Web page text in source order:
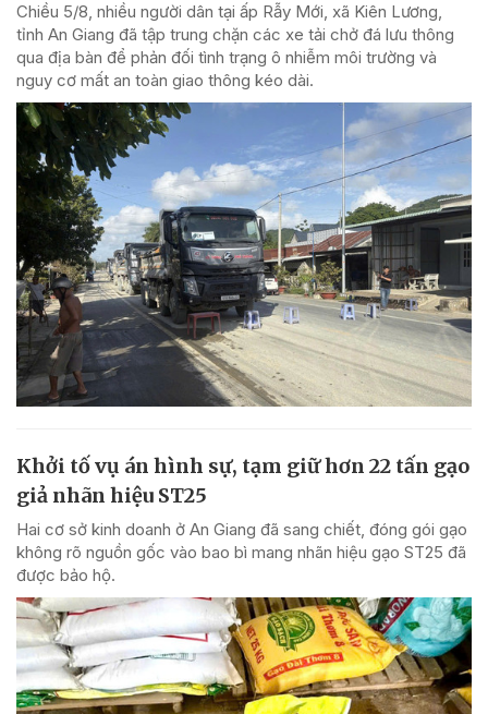
Chiều 5/8, nhiều người dân tại ấp Rẫy Mới, xã Kiên Lương,
tỉnh An Giang đã tập trung chặn các xe tải chở đá lưu thông
qua địa bàn để phản đối tình trạng ô nhiễm môi trường và
nguy cơ mất an toàn giao thông kéo dài.
Khởi tố vụ án hình sự, tạm giữ hơn 22 tấn gạo
giả nhãn hiệu ST25
Hai cơ sở kinh doanh ở An Giang đã sang chiết, đóng gói gạo
không rõ nguồn gốc vào bao bì mang nhãn hiệu gạo ST25 đã
được bảo hộ.